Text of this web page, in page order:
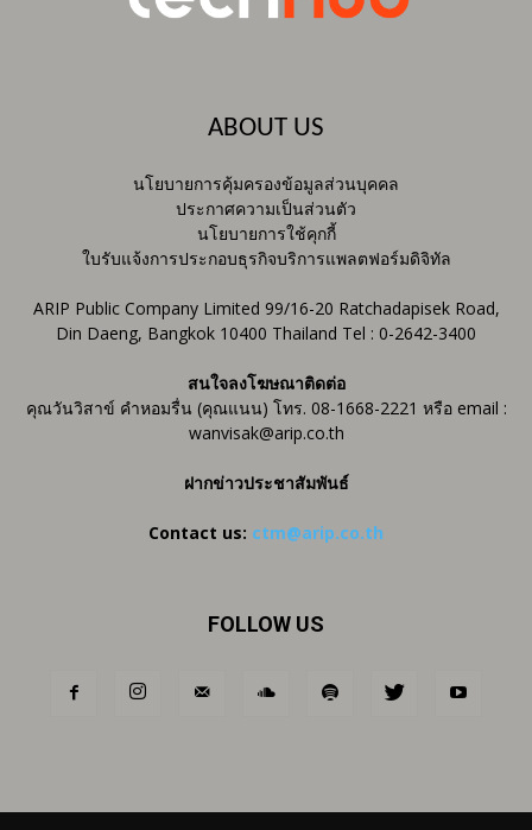
ABOUT US
นโยบายการคุ้มครองข้อมูลส่วนบุคคล
ประกาศความเป็นส่วนตัว
นโยบายการใช้คุกกี้
ใบรับแจ้งการประกอบธุรกิจบริการแพลตฟอร์มดิจิทัล
ARIP Public Company Limited 99/16-20 Ratchadapisek Road,
Din Daeng, Bangkok 10400 Thailand Tel : 0-2642-3400
สนใจลงโฆษณาติดต่อ
คุณวันวิสาข์ คำหอมรื่น (คุณแนน) โทร. 08-1668-2221 หรือ email :
wanvisak@arip.co.th
ฝากข่าวประชาสัมพันธ์
Contact us: ctm@arip.co.th
FOLLOW US